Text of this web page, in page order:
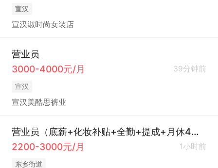
宣汉
宣汉淑时尚女装店
营业员
3000-4000元/月
39分钟前
宣汉
宣汉美酷思裤业
营业员（底薪+化妆补贴+全勤+提成+月休4天）
2200-3000元/月
1小时前
东乡街道